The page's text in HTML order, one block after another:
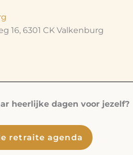
16, 6301 CK Valkenburg
heerlijke dagen voor jezelf?
retraite agenda